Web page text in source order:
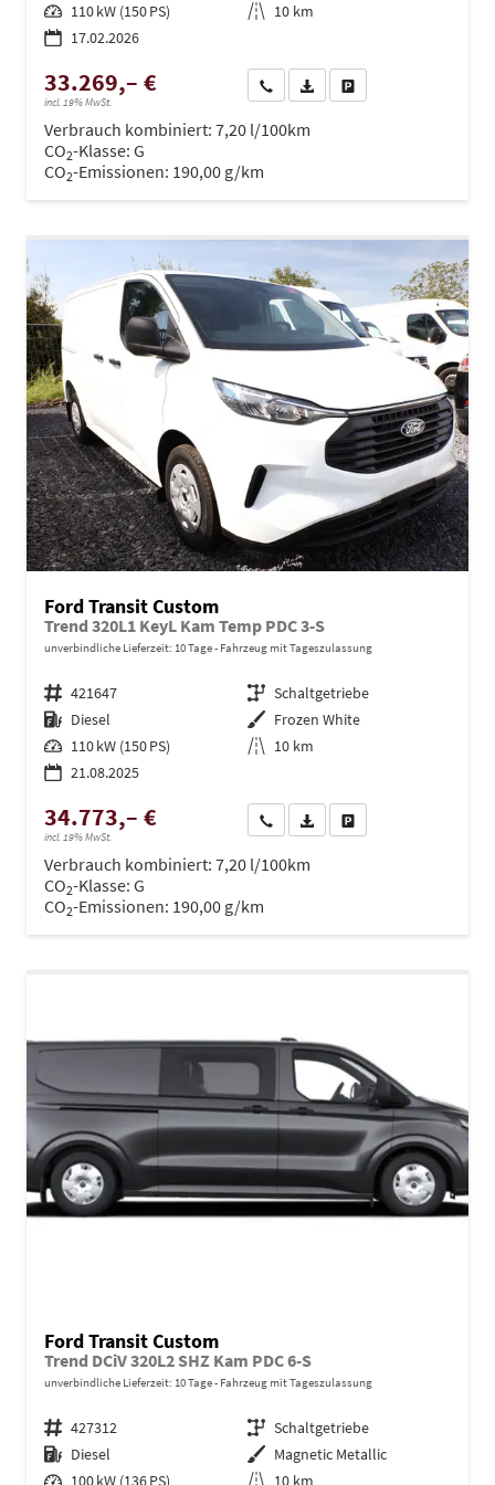
Leistung 110 kW (150 PS) Kilometerstand 10 km
17.02.2026
33.269,– €
incl. 19% MwSt.
Wir rufen Sie anPDF-Datei, Fahrzeugexposé
Verbrauch kombiniert: 7,20 l/100km
CO2-Klasse: G
CO2-Emissionen: 190,00 g/km
Ford Transit Custom
Trend 320L1 KeyL Kam Temp PDC 3-S
unverbindliche Lieferzeit: 10 Tage Fahrzeug mit Tageszulassung
Fahrzeugnr. 421647 Getriebe Schaltgetriebe
Kraftstoff Diesel Außenfarbe Frozen White
Leistung 110 kW (150 PS) Kilometerstand 10 km
21.08.2025
34.773,– €
incl. 19% MwSt.
Wir rufen Sie anPDF-Datei, Fahrzeugexposé
Verbrauch kombiniert: 7,20 l/100km
CO2-Klasse: G
CO2-Emissionen: 190,00 g/km
Ford Transit Custom
Trend DCiV 320L2 SHZ Kam PDC 6-S
unverbindliche Lieferzeit: 10 Tage Fahrzeug mit Tageszulassung
Fahrzeugnr. 427312 Getriebe Schaltgetriebe
Kraftstoff Diesel Außenfarbe Magnetic Metallic
Leistung 100 kW (136 PS) Kilometerstand 10 km